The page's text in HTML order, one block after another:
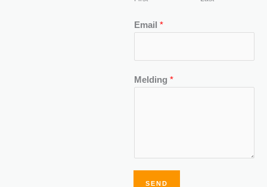
Email *
Melding *
SEND